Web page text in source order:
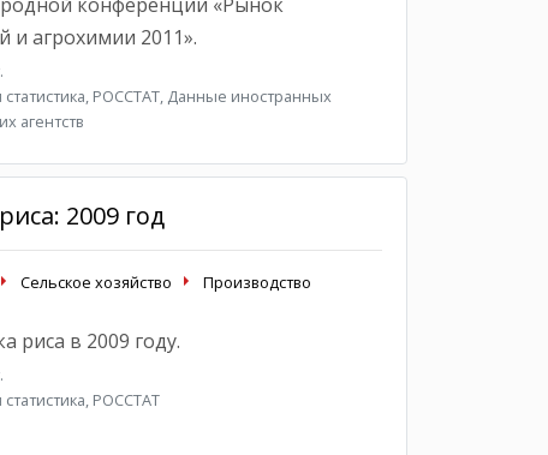
и агрохимии 2011».
РОССТАТ, Данные иностранных
агентств
2009 год
Сельское хозяйство
Производство
риса в 2009 году.
РОССТАТ